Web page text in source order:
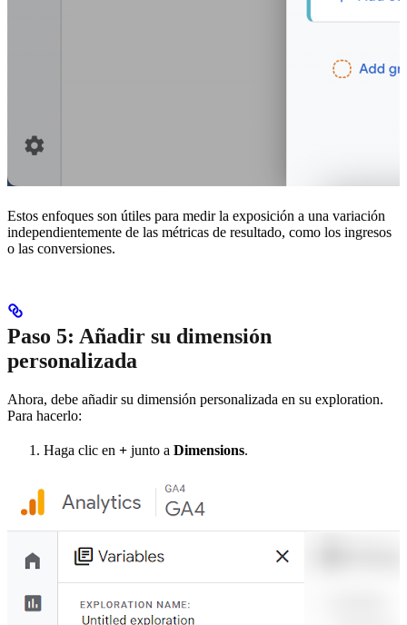
Estos enfoques son útiles para medir la exposición a una variación
independientemente de las métricas de resultado, como los ingresos
o las conversiones.
Paso 5: Añadir su dimensión
personalizada
Ahora, debe añadir su dimensión personalizada en su exploration.
Para hacerlo:
Haga clic en + junto a Dimensions.